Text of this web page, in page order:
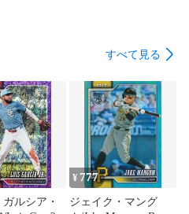
すべて見る
ルシア・
¥ 777
ジェイク・マング